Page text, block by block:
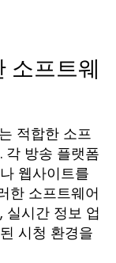
소프트웨
적합한 소프
각 방송 플랫폼
웹사이트를
한 소프트웨어
실시간 정보 업
시청 환경을